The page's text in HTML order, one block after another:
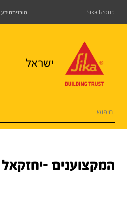
Sika Group סוכנים
ישראל
המקצוענים -יחזקאל